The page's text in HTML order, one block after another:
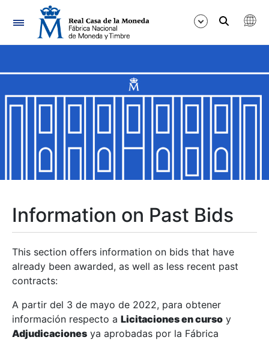
Navigation
Show/Hide
Show/Hide
Show/Hide
Show/Hide
Show/Hide
Information on Past Bids
This section offers information on bids that have
already been awarded, as well as less recent past
contracts:
A partir del 3 de mayo de 2022, para obtener
información respecto a Licitaciones en curso y
Adjudicaciones ya aprobadas por la Fábrica